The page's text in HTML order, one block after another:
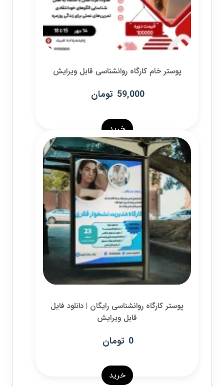
پوستر خام کارگاه روانشناسی قابل ویرایش
59,000 تومان
خرید
پوستر کارگاه روانشناسی رایگان | دانلود فایل
قابل ویرایش
0 تومان
خرید